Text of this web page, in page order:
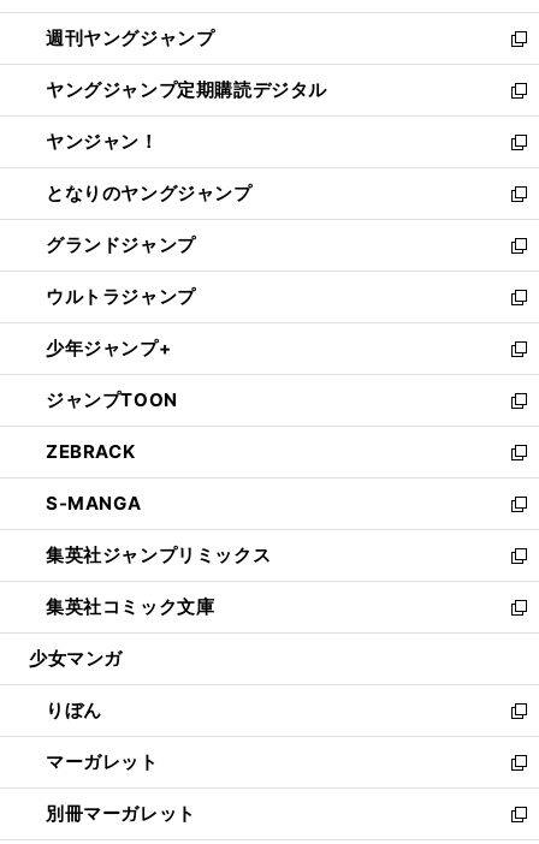
開
く
ウ
で
開
く
ン
ド
ウ
で
開
く
ウ
ィ
ン
ド
ウ
で
開
く
週刊ヤングジャンプ
新
し
い
ウ
ィ
ン
ド
ウ
で
開
く
ヤングジャンプ定期購読デジタル
新
し
い
ウ
ィ
ン
ド
ウ
で
開
く
ヤンジャン！
新
し
い
ウ
ィ
ン
ド
ウ
で
開
く
となりのヤングジャンプ
新
し
い
ウ
ィ
ン
ド
ウ
で
開
く
グランドジャンプ
新
し
い
ウ
ィ
ン
ド
ウ
で
開
く
ウルトラジャンプ
新
し
い
ウ
ィ
ン
ド
ウ
で
開
く
少年ジャンプ+
新
し
い
ウ
ィ
ン
ド
ウ
で
開
く
ジャンプTOON
新
し
い
ウ
ィ
ン
ド
ウ
で
開
ZEBRACK
新
し
い
ウ
ィ
ン
ド
ウ
開
く
S-MANGA
新
し
い
ウ
ィ
ン
ウ
で
開
く
集英社ジャンプリミックス
新
し
い
ウ
ン
ド
ウ
で
開
く
集英社コミック文庫
新
し
ウ
ィ
ン
ド
ウ
で
開
少女マンガ
りぼん
新
し
い
ウ
ィ
マーガレット
新
し
い
別冊マーガレット
新